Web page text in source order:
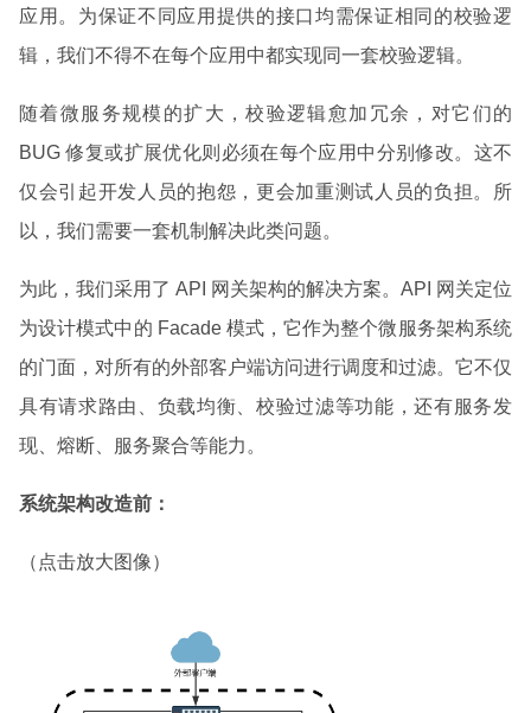
应用。为保证不同应用提供的接口均需保证相同的校验逻
辑，我们不得不在每个应用中都实现同一套校验逻辑。
随着微服务规模的扩大，校验逻辑愈加冗余，对它们的
BUG 修复或扩展优化则必须在每个应用中分别修改。这不
仅会引起开发人员的抱怨，更会加重测试人员的负担。所
以，我们需要一套机制解决此类问题。
为此，我们采用了 API 网关架构的解决方案。API 网关定位
为设计模式中的 Facade 模式，它作为整个微服务架构系统
的门面，对所有的外部客户端访问进行调度和过滤。它不仅
具有请求路由、负载均衡、校验过滤等功能，还有服务发
现、熔断、服务聚合等能力。
系统架构改造前：
（点击放大图像）